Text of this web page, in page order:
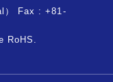
） Fax : +81-
RoHS.